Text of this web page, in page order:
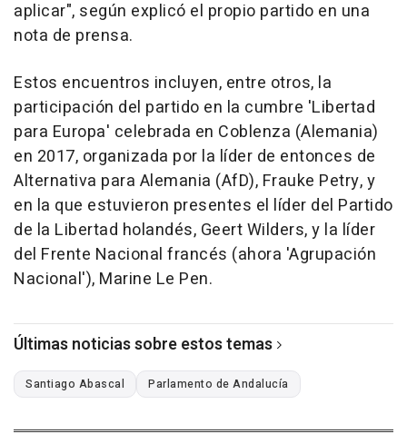
aplicar", según explicó el propio partido en una
nota de prensa.
Estos encuentros incluyen, entre otros, la
participación del partido en la cumbre 'Libertad
para Europa' celebrada en Coblenza (Alemania)
en 2017, organizada por la líder de entonces de
Alternativa para Alemania (AfD), Frauke Petry, y
en la que estuvieron presentes el líder del Partido
de la Libertad holandés, Geert Wilders, y la líder
del Frente Nacional francés (ahora 'Agrupación
Nacional'), Marine Le Pen.
Últimas noticias sobre estos temas
Santiago Abascal Parlamento de Andalucía